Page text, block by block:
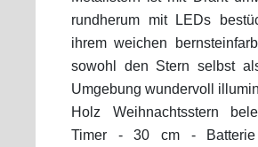
rundherum mit LEDs
ihrem weichen
sowohl den Stern selbst
Umgebung wundervoll
Holz Weihnachtsstern
Timer - 30 cm - Batterie